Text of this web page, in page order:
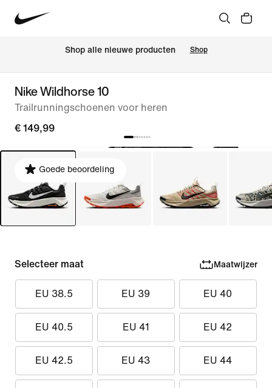
Shop alle nieuwe producten Shop
Nike Wildhorse 10
Trailrunningschoenen voor heren
€ 149,99
Goede beoordeling
Selecteer maat Maatwijzer
EU 38.5 EU 39 EU 40
EU 40.5 EU 41 EU 42
EU 42.5 EU 43 EU 44